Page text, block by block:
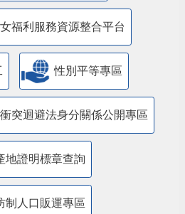
福利服務資源整合平台
性別平等專區
突迴避法身分關係公開專區
地證明標章查詢
制人口販運專區